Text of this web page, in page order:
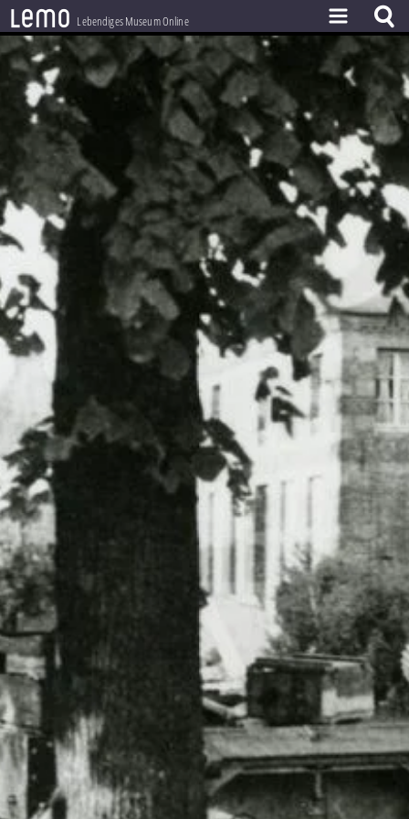
lemo Lebendiges Museum Online
ZEITSTRAHL
THEMEN
ZEITZEUGEN
BESTAND
LERNEN
PROJEKT